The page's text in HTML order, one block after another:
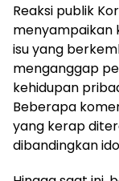
Reaksi publik
menyampaikan
isu yang
menganggap
kehidupan
Beberapa
yang kerap
dibandingkan